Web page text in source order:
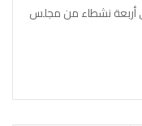
أربعة نشطاء من مجلس